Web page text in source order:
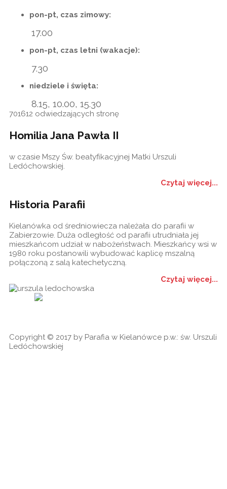
pon-pt, czas zimowy:
17.00
pon-pt, czas letni (wakacje):
7.30
niedziele i święta:
8.15, 10.00, 15.30
701612 odwiedzających stronę
Homilia Jana Pawła II
w czasie Mszy Św. beatyfikacyjnej Matki Urszuli
Ledóchowskiej.
Czytaj więcej...
Historia Parafii
Kielanówka od średniowiecza należała do parafii w
Zabierzowie. Duża odległość od parafii utrudniała jej
mieszkańcom udział w nabożeństwach. Mieszkańcy wsi w
1980 roku postanowili wybudować kaplicę mszalną
połączoną z salą katechetyczną.
Czytaj więcej...
Copyright © 2017 by Parafia w Kielanówce p.w.: św. Urszuli
Ledóchowskiej